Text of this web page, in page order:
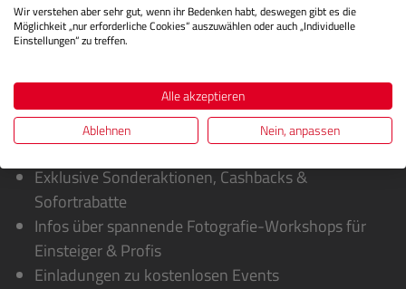
Sie erhalten von uns:
Exklusive Sonderaktionen, Cashbacks &
Sofortrabatte
Infos über spannende Fotografie-Workshops für
Einsteiger & Profis
Einladungen zu kostenlosen Events
Wir verstehen aber sehr gut, wenn ihr Bedenken habt, deswegen gibt es die
Möglichkeit „nur erforderliche Cookies“ auszuwählen oder auch „Individuelle
Einstellungen“ zu treffen.
Alle akzeptieren
Ablehnen
Nein, anpassen